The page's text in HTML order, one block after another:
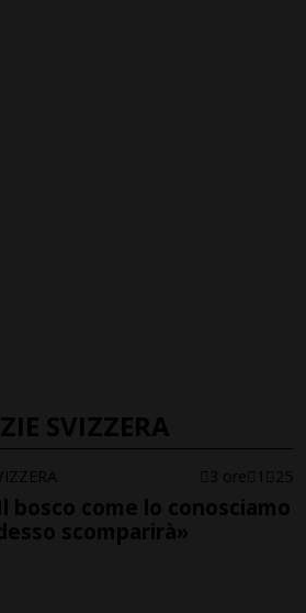
SVIZZERA
3 ore 1 25
bosco come lo conosciamo
scomparirà»